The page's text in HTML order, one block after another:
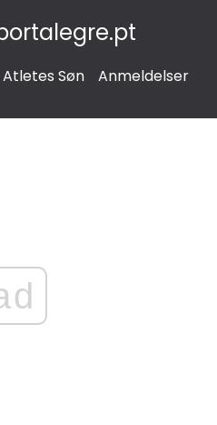
Atletes Søn Anmeldelser